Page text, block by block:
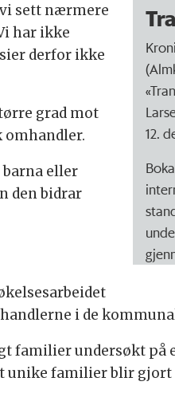
12.
sett nærmere
har ikke
derfor ikke
grad mot
omhandler.
eller
den bidrar
i de
familier undersøkt på
unike familier blir